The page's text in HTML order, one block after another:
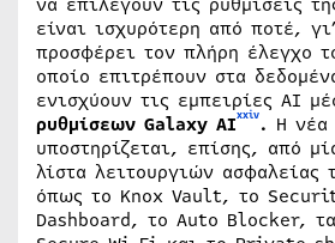
είναι ισχυρότερη από ποτέ,
προσφέρει τον πλήρη έλεγχο
οποίο επιτρέπουν στα
ενισχύουν τις εμπειρίες ΑΙ
ρυθμίσεων Galaxy AIxxiv. Η νέα
υποστηρίζεται, επίσης, από
λίστα λειτουργιών ασφαλείας
όπως το Knox Vault, το
Dashboard, το Auto Blocker,